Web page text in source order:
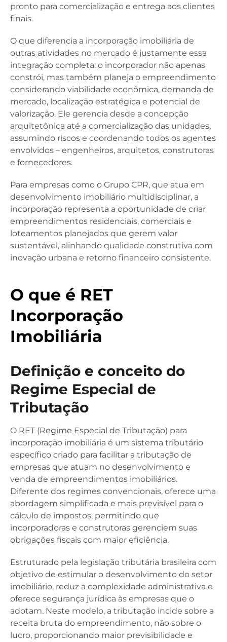
pronto para comercialização e entrega aos clientes
finais.
O que diferencia a incorporação imobiliária de
outras atividades no mercado é justamente essa
integração completa: o incorporador não apenas
constrói, mas também planeja o empreendimento
considerando viabilidade econômica, demanda de
mercado, localização estratégica e potencial de
valorização. Ele gerencia desde a concepção
arquitetônica até a comercialização das unidades,
assumindo riscos e coordenando todos os agentes
envolvidos – engenheiros, arquitetos, construtoras
e fornecedores.
Para empresas como o Grupo CPR, que atua em
desenvolvimento imobiliário multidisciplinar, a
incorporação representa a oportunidade de criar
empreendimentos residenciais, comerciais e
loteamentos planejados que gerem valor
sustentável, alinhando qualidade construtiva com
inovação urbana e retorno financeiro consistente.
O que é RET
Incorporação
Imobiliária
Definição e conceito do
Regime Especial de
Tributação
O RET (Regime Especial de Tributação) para
incorporação imobiliária é um sistema tributário
específico criado para facilitar a tributação de
empresas que atuam no desenvolvimento e
venda de empreendimentos imobiliários.
Diferente dos regimes convencionais, oferece uma
abordagem simplificada e mais previsível para o
cálculo de impostos, permitindo que
incorporadoras e construtoras gerenciem suas
obrigações fiscais com maior eficiência.
Estruturado pela legislação tributária brasileira com
objetivo de estimular o desenvolvimento do setor
imobiliário, reduz a complexidade administrativa e
oferece segurança jurídica às empresas que o
adotam. Neste modelo, a tributação incide sobre a
receita bruta do empreendimento, não sobre o
lucro, proporcionando maior previsibilidade e